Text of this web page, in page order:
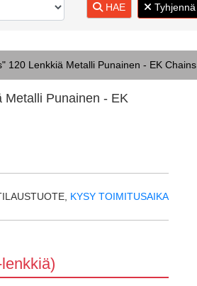
HAE Tyhjennä
120 Lenkkiä Metalli Punainen - EK Chains
Metalli Punainen - EK
KYSY TOIMITUSAIKA